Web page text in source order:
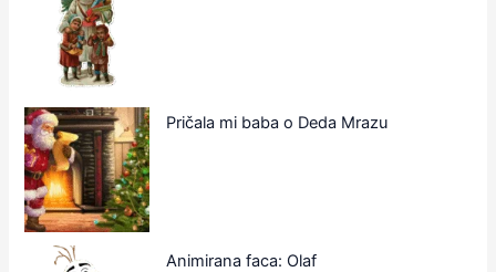
Pričala mi baba o Deda Mrazu
Animirana faca: Olaf